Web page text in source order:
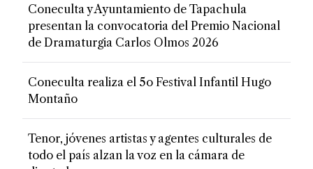
Coneculta y Ayuntamiento de Tapachula
presentan la convocatoria del Premio Nacional
de Dramaturgia Carlos Olmos 2026
Coneculta realiza el 5o Festival Infantil Hugo
Montaño
Tenor, jóvenes artistas y agentes culturales de
todo el país alzan la voz en la cámara de